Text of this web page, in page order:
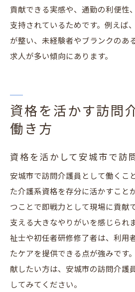
貢献できる実感や、通勤の利便性
支持されているためです。例えば
が整い、未経験者やブランクのあ
求人が多い傾向にあります。
資格を活かす訪問
働き方
資格を活かして安城市で訪
安城市で訪問介護員として働くこ
た介護系資格を存分に活かすこと
つことで即戦力として現場に貢献
支える大きなやりがいを感じられ
祉士や初任者研修修了者は、利用
たケアを提供できる点が強みです
献したい方は、安城市の訪問介護
してみてください。